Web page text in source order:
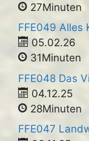
27Minuten
FFE049 Alles
05.02.26
31Minuten
FFE048 Das
04.12.25
28Minuten
FFE047